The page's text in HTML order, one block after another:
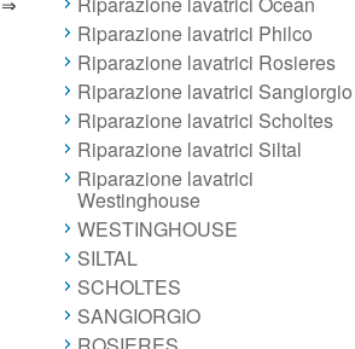
Riparazione lavatrici Philco
Riparazione lavatrici Rosieres
Riparazione lavatrici Sangiorgio
Riparazione lavatrici Scholtes
Riparazione lavatrici Siltal
Riparazione lavatrici
Westinghouse
WESTINGHOUSE
SILTAL
SCHOLTES
SANGIORGIO